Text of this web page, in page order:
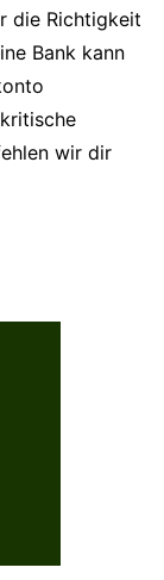
die Richtigkeit
Bank kann
wir dir